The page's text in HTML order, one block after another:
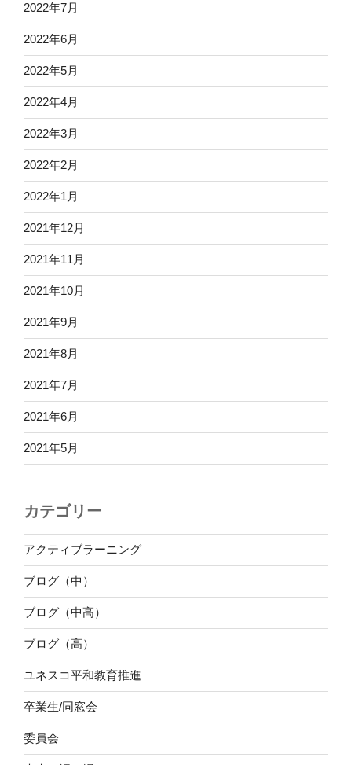
2022年7月
2022年6月
2022年5月
2022年4月
2022年3月
2022年2月
2022年1月
2021年12月
2021年11月
2021年10月
2021年9月
2021年8月
2021年7月
2021年6月
2021年5月
カテゴリー
アクティブラーニング
ブログ（中）
ブログ（中高）
ブログ（高）
ユネスコ平和教育推進
卒業生/同窓会
委員会